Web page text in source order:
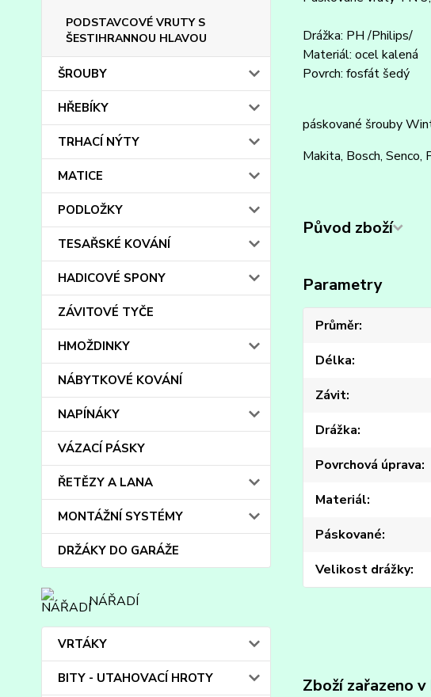
PODSTAVCOVÉ VRUTY S
ŠESTIHRANNOU HLAVOU
ŠROUBY
HŘEBÍKY
TRHACÍ NÝTY
MATICE
PODLOŽKY
TESAŘSKÉ KOVÁNÍ
HADICOVÉ SPONY
ZÁVITOVÉ TYČE
HMOŽDINKY
NÁBYTKOVÉ KOVÁNÍ
NAPÍNÁKY
VÁZACÍ PÁSKY
ŘETĚZY A LANA
MONTÁŽNÍ SYSTÉMY
DRŽÁKY DO GARÁŽE
NÁŘADÍ
VRTÁKY
BITY - UTAHOVACÍ HROTY
Drážka: PH /Philips/
Materiál: ocel kalená
Povrch: fosfát šedý
páskované šrouby
Makita, Bosch,
Původ zboží
Parametry
Průměr
Délka
Závit
Drážka
Povrchová úprava
Materiál
Páskované
Velikost drážky
Zboží zařazeno